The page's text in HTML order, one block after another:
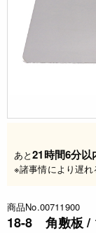
あと21時間6分以
※諸事情により遅れ
商品No.00711900
18-8 角敷板 /